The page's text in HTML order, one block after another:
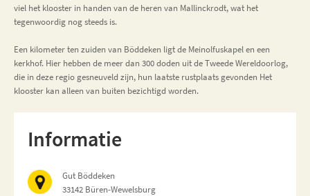
viel het klooster in handen van de heren van Mallinckrodt, wat het
tegenwoordig nog steeds is.
Een kilometer ten zuiden van Böddeken ligt de Meinolfuskapel en een
kerkhof. Hier hebben de meer dan 300 doden uit de Tweede Wereldoorlog,
die in deze regio gesneuveld zijn, hun laatste rustplaats gevonden Het
klooster kan alleen van buiten bezichtigd worden.
Informatie
Gut Böddeken
33142 Büren-Wewelsburg